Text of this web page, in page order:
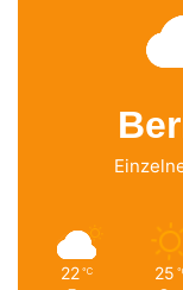
22 ℃ 25